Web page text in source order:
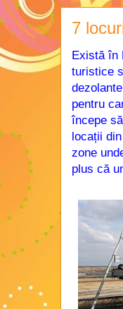
7
Există în
turistice
pentru
începe
locații
zone
plus că